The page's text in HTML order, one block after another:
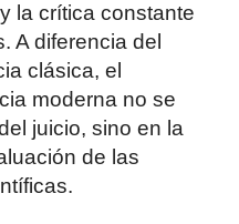
la crítica constante
A diferencia del
clásica, el
moderna no se
juicio, sino en la
de las